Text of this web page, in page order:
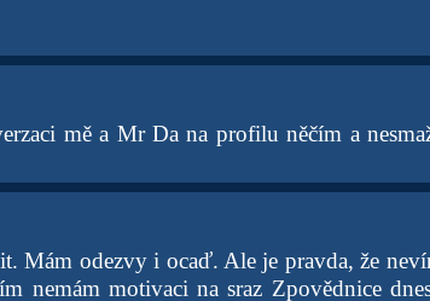
mě a Mr Da na profilu něčím a
Mám odezvy i ocaď. Ale je pravda, že
nemám motivaci na sraz Zpovědnice